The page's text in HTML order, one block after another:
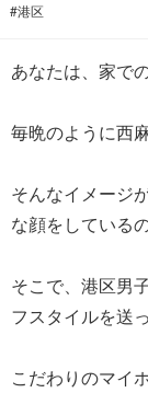
#港区
あなたは、家で
毎晩のように西
そんなイメージ
な顔をしている
そこで、港区男
フスタイルを送
こだわりのマイ